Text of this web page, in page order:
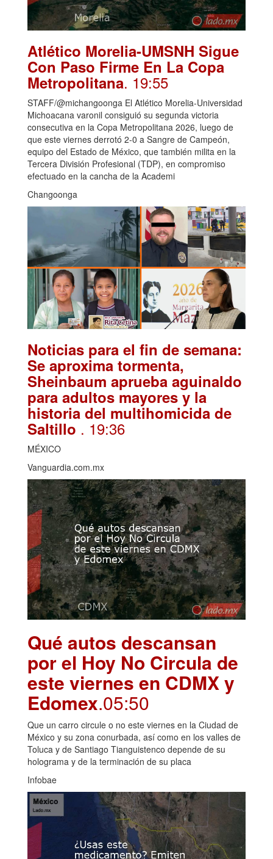
Atlético Morelia-UMSNH Sigue
Con Paso Firme En La Copa
Metropolitana. 19:55
STAFF/@michangoonga El Atlético Morelia-Universidad
Michoacana varonil consiguió su segunda victoria
consecutiva en la Copa Metropolitana 2026, luego de
que este viernes derrotó 2-0 a Sangre de Campeón,
equipo del Estado de México, que también milita en la
Tercera División Profesional (TDP), en compromiso
efectuado en la cancha de la Academi
Changoonga
Noticias para el fin de semana:
Se aproxima tormenta,
Sheinbaum aprueba aguinaldo
para adultos mayores y la
historia del multihomicida de
Saltillo . 19:36
MÉXICO
Vanguardia.com.mx
Qué autos descansan
por el Hoy No Circula de
este viernes en CDMX y
Edomex.05:50
Que un carro circule o no este viernes en la Ciudad de
México y su zona conurbada, así como en los valles de
Toluca y de Santiago Tianguistenco depende de su
holograma y de la terminación de su placa
Infobae